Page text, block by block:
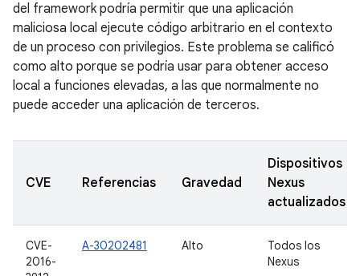
del framework podría permitir que una aplicación
maliciosa local ejecute código arbitrario en el contexto
de un proceso con privilegios. Este problema se calificó
como alto porque se podría usar para obtener acceso
local a funciones elevadas, a las que normalmente no
puede acceder una aplicación de terceros.
CVE Referencias Gravedad
Dispositivos
Nexus
actualizados
CVE-
2016-
A-30202481 Alto
Todos los
Nexus